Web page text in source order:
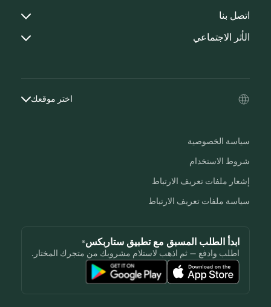
اتصل بنا
الأثر الاجتماعي
اختر موقعك
سياسة الخصوصية
شروط الاستخدام
إشعار ملفات تعريف الارتباط
سياسة ملفات تعريف الارتباط
ابدأ الطلب المسبق مع تطبيق ستاربكس®
اطلب وادفع — ثم اذهب لاستلام مشروبك من متجرك المختار.